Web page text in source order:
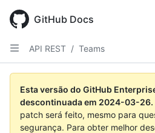
main
content
GitHub Docs
API REST / Teams
Esta versão do GitHub
descontinuada em 2024-03-26.
patch será feito, mesmo para
segurança. Para obter melhor